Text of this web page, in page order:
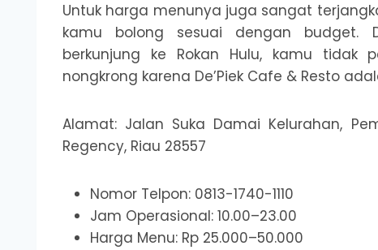
Untuk harga menunya juga sangat
kamu bolong sesuai dengan budget.
berkunjung ke Rokan Hulu, kamu tidak
nongkrong karena De’Piek Cafe & Resto
Alamat: Jalan Suka Damai Kelurahan,
Regency, Riau 28557
Nomor Telpon: 0813-1740-1110
Jam Operasional: 10.00–23.00
Harga Menu: Rp 25.000–50.000